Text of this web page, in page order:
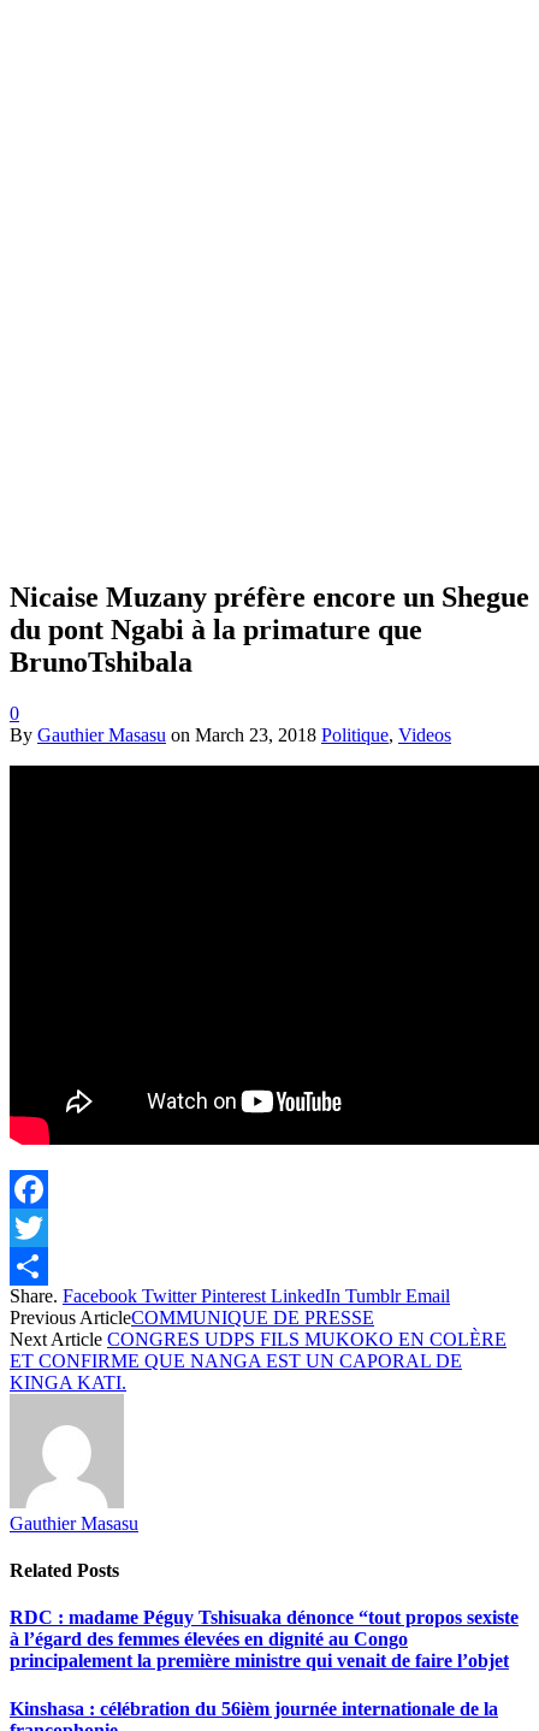
Nicaise Muzany préfère encore un Shegue
du pont Ngabi à la primature que
BrunoTshibala
0
By Gauthier Masasu on March 23, 2018 Politique, Videos
Facebook
Twitter
Share
Share. Facebook Twitter Pinterest LinkedIn Tumblr Email
Previous ArticleCOMMUNIQUE DE PRESSE
Next Article CONGRES UDPS FILS MUKOKO EN COLÈRE
ET CONFIRME QUE NANGA EST UN CAPORAL DE
KINGA KATI.
Gauthier Masasu
Related Posts
RDC : madame Péguy Tshisuaka dénonce “tout propos sexiste
à l’égard des femmes élevées en dignité au Congo
principalement la première ministre qui venait de faire l’objet
Kinshasa : célébration du 56ièm journée internationale de la